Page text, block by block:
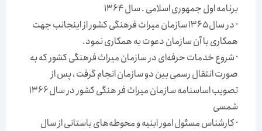
برنامه اول جمهوری اسلامی . سال ۱۳۶۴
· در سال ۱۳۶۵ سازمان میراث فرهنگی كشور از اینجانب جهت
همكاری با آن سازمان دعوت به همكاری نمود.
· شروع خدمات حرفه‌ای در سازمان میراث فرهنگی كشور كه به
صورت انتقال رسمی بین دو سازمان انجام گرفت ، پس از
تصویب اساسنامه سازمان میراث فر هنگی كشور در سال ۱۳۶۶
شمسی
· كارشناس مسئول امور ابنیه و محوطه‌های باستانی از سال